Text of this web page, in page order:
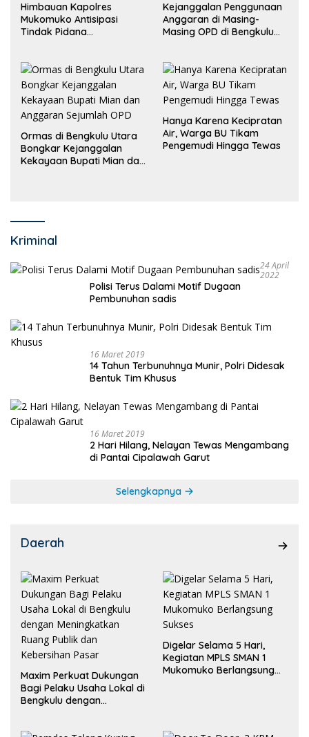
Himbauan Kapolres
Mukomuko Antisipasi
Tindak Pidana
Kejanggalan Penggunaan
Anggaran di Masing-
Masing OPD di Bengkulu
Ormas di Bengkulu Utara
Bongkar Kejanggalan
Kekayaan Bupati Mian dan
Hanya Karena Kecipratan
Air, Warga BU Tikam
Pengemudi Hingga Tewas
Kriminal
24 April
2022
Polisi Terus Dalami Motif Dugaan
Pembunuhan sadis
16 Maret 2019
14 Tahun Terbunuhnya Munir, Polri Didesak
Bentuk Tim Khusus
16 Maret 2019
2 Hari Hilang, Nelayan Tewas Mengambang
di Pantai Cipalawah Garut
Selengkapnya
Daerah
Maxim Perkuat Dukungan
Bagi Pelaku Usaha Lokal di
Bengkulu dengan
Digelar Selama 5 Hari,
Kegiatan MPLS SMAN 1
Mukomuko Berlangsung